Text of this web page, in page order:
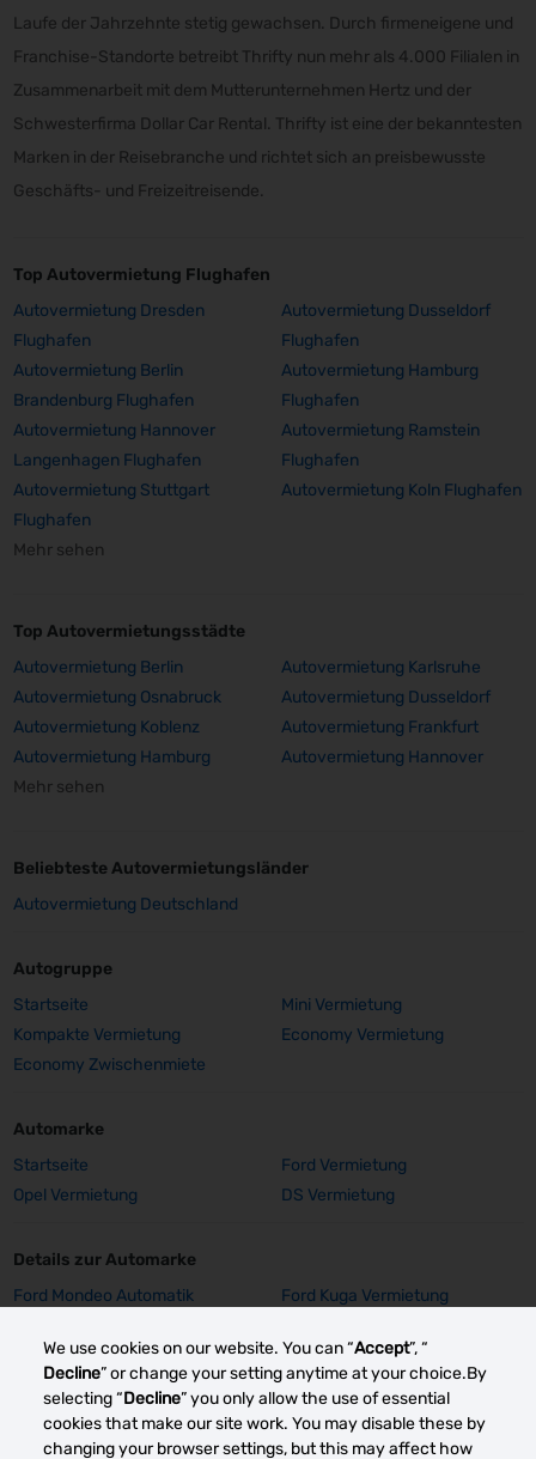
We use cookies on our website. You can “Accept”, “
Decline” or change your setting anytime at your choice.By
selecting “Decline” you only allow the use of essential
cookies that make our site work. You may disable these by
changing your browser settings, but this may affect how
Laufe der Jahrzehnte stetig gewachsen. Durch firmeneigene und
Franchise-Standorte betreibt Thrifty nun mehr als 4.000 Filialen in
Zusammenarbeit mit dem Mutterunternehmen Hertz und der
Schwesterfirma Dollar Car Rental. Thrifty ist eine der bekanntesten
Marken in der Reisebranche und richtet sich an preisbewusste
Geschäfts- und Freizeitreisende.
Top Autovermietung Flughafen
Autovermietung Dresden
Flughafen
Autovermietung Dusseldorf
Flughafen
Autovermietung Berlin
Brandenburg Flughafen
Autovermietung Hamburg
Flughafen
Autovermietung Hannover
Langenhagen Flughafen
Autovermietung Ramstein
Flughafen
Autovermietung Stuttgart
Flughafen
Autovermietung Koln Flughafen
Mehr sehen
Top Autovermietungsstädte
Autovermietung Berlin
Autovermietung Karlsruhe
Autovermietung Osnabruck
Autovermietung Dusseldorf
Autovermietung Koblenz
Autovermietung Frankfurt
Autovermietung Hamburg
Autovermietung Hannover
Mehr sehen
Beliebteste Autovermietungsländer
Autovermietung Deutschland
Autogruppe
Startseite
Mini Vermietung
Kompakte Vermietung
Economy Vermietung
Economy Zwischenmiete
Automarke
Startseite
Ford Vermietung
Opel Vermietung
DS Vermietung
Details zur Automarke
Ford Mondeo Automatik
Ford Kuga Vermietung
Ford Focus SW Vermietung
Ford Focus GPS Vermietung
Ford Focus Aut. Vermietung
Ford Fiesta Vermietung
Opel Insignia Vermietung
Opel Corsa E Vermietung
Mehr sehen